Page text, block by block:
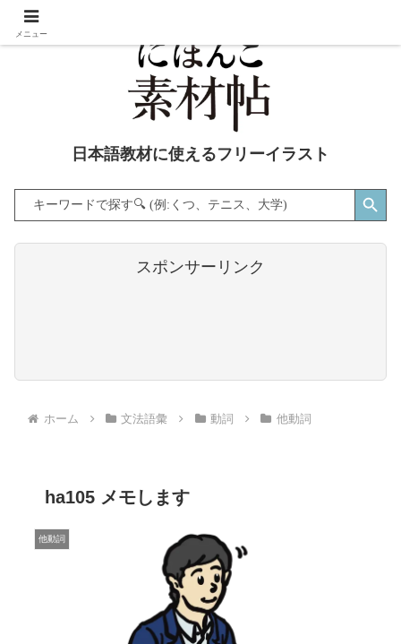
日本語教材に使えるフリーイラスト
Search
for:
Search Button
スポンサーリンク
ホーム 文法語彙 動詞 他動詞
ha105 メモします
他動詞
メニュー